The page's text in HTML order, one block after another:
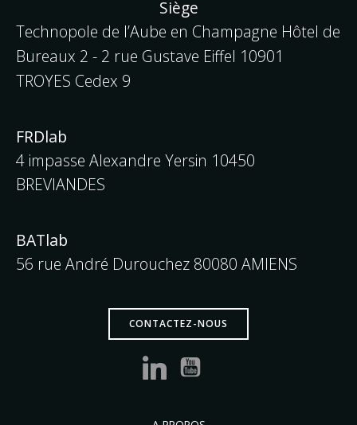
Siège
Technopole de l’Aube en Champagne Hôtel de
Bureaux 2 - 2 rue Gustave Eiffel 10901
TROYES Cedex 9
FRDlab
4 impasse Alexandre Yersin 10450
BREVIANDES
BATlab
56 rue André Durouchez 80080 AMIENS
CONTACTEZ-NOUS